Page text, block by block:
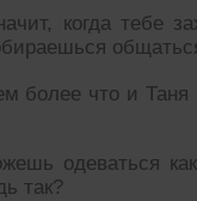
когда тебе
более что и Таня
одеваться
так?